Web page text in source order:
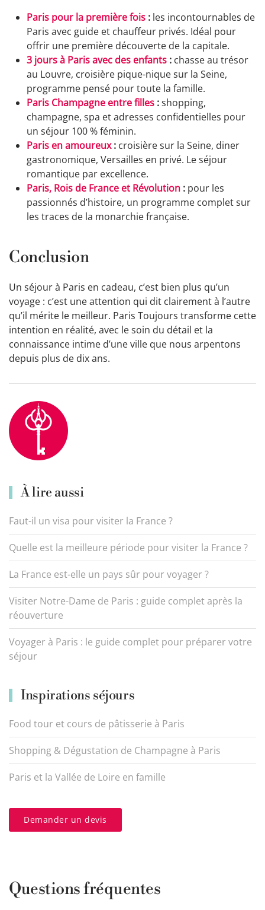
Paris pour la première fois : les incontournables de
Paris avec guide et chauffeur privés. Idéal pour
offrir une première découverte de la capitale.
3 jours à Paris avec des enfants : chasse au trésor
au Louvre, croisière pique-nique sur la Seine,
programme pensé pour toute la famille.
Paris Champagne entre filles :shopping,
champagne, spa et adresses confidentielles pour
un séjour 100 % féminin.
Paris en amoureux: croisière sur la Seine, diner
gastronomique, Versailles en privé. Le séjour
romantique par excellence.
Paris, Rois de France et Révolution : pour les
passionnés d’histoire, un programme complet sur
les traces de la monarchie française.
Conclusion
Un séjour à Paris en cadeau, c’est bien plus qu’un
voyage : c’est une attention qui dit clairement à l’autre
qu’il mérite le meilleur. Paris Toujours transforme cette
intention en réalité, avec le soin du détail et la
connaissance intime d’une ville que nous arpentons
depuis plus de dix ans.
À lire aussi
Faut-il un visa pour visiter la France ?
Quelle est la meilleure période pour visiter la France ?
La France est-elle un pays sûr pour voyager ?
Visiter Notre-Dame de Paris : guide complet après la
réouverture
Voyager à Paris : le guide complet pour préparer votre
séjour
Inspirations séjours
Food tour et cours de pâtisserie à Paris
Shopping & Dégustation de Champagne à Paris
Paris et la Vallée de Loire en famille
Demander un devis
Questions fréquentes